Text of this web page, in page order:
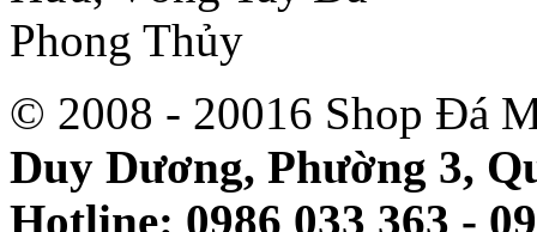
© 2008 - 20016 Shop Đá
Duy Dương, Phường 3,
Hotline: 0986 033 363 -